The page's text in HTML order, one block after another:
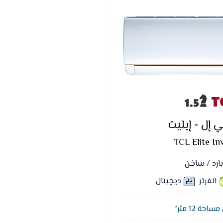
- إيليت
TCL Elite
بارد / ساخن
انفرتر ديچيتال
12 متر²